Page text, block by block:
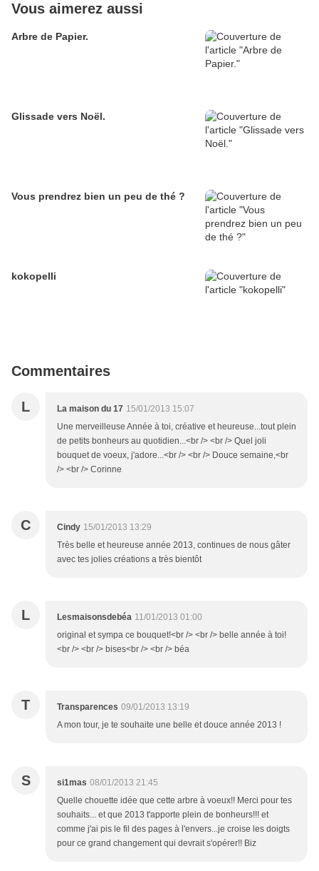
Vous aimerez aussi
Arbre de Papier.
Glissade vers Noël.
Vous prendrez bien un peu de thé ?
kokopelli
Commentaires
L La maison du 17 15/01/2013 15:07
Une merveilleuse Année à toi, créative et heureuse...tout plein
de petits bonheurs au quotidien...<br /> <br /> Quel joli
bouquet de voeux, j'adore...<br /> <br /> Douce semaine,<br
/> <br /> Corinne
C Cindy 15/01/2013 13:29
Très belle et heureuse année 2013, continues de nous gâter
avec tes jolies créations a très bientôt
L Lesmaisonsdebéa 11/01/2013 01:00
original et sympa ce bouquet!<br /> <br /> belle année à toi!
<br /> <br /> bises<br /> <br /> béa
T Transparences 09/01/2013 13:19
A mon tour, je te souhaite une belle et douce année 2013 !
S si1mas 08/01/2013 21:45
Quelle chouette idée que cette arbre à voeux!! Merci pour tes
souhaits... et que 2013 t'apporte plein de bonheurs!!! et
comme j'ai pis le fil des pages à l'envers...je croise les doigts
pour ce grand changement qui devrait s'opérer!! Biz